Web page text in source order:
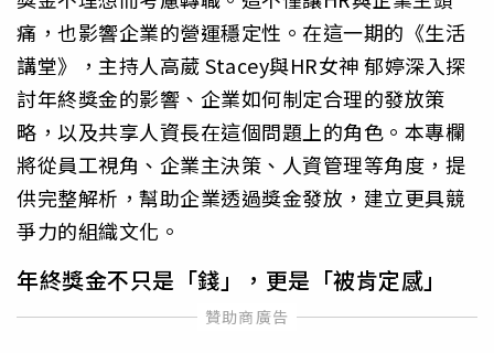
痛，也影響企業的營運穩定性。在這一期的《生活
講堂》，主持人高葳 Stacey與HR女神 郁婷深入探
討年終獎金的影響、企業如何制定合理的發放策
略，以及共享人資長在這個問題上的角色。本專欄
將從員工視角、企業主決策、人資管理等角度，提
供完整解析，幫助企業透過獎金發放，建立更具競
爭力的組織文化。
年終獎金不只是「錢」，更是「被肯定感」